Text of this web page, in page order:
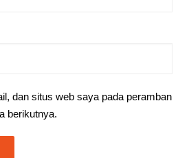
dan situs web saya pada peramban
berikutnya.